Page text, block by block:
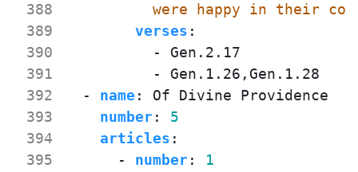
388
389
390
391
392
393
394
395
were happy in their
verses :
- Gen.2.17
- Gen.1.26,Gen.1.28
- name :
Of Divine Providence
number:
5
articles :
- number:
1